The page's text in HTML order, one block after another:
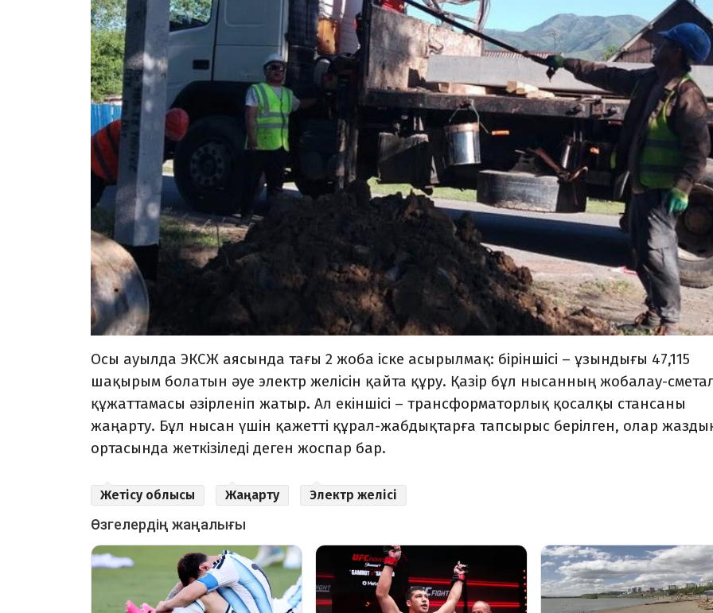
Осы ауылда ЭКСЖ аясында тағы 2 жоба іске асырылмақ: біріншісі – ұзындығы 47,115
шақырым болатын әуе электр желісін қайта құру. Қазір бұл нысанның жобалау-
құжаттамасы әзірленіп жатыр. Ал екіншісі – трансформаторлық қосалқы стансаны
жаңарту. Бұл нысан үшін қажетті құрал-жабдықтарға тапсырыс берілген, олар
ортасында жеткізіледі деген жоспар бар.
Жетісу облысы Жаңарту Электр желісі